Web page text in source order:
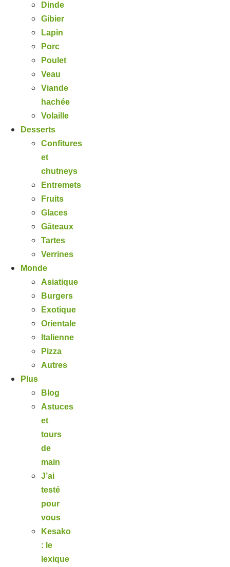
Dinde
Gibier
Lapin
Porc
Poulet
Veau
Viande
hachée
Volaille
Desserts
Confitures
et
chutneys
Entremets
Fruits
Glaces
Gâteaux
Tartes
Verrines
Monde
Asiatique
Burgers
Exotique
Orientale
Italienne
Pizza
Autres
Plus
Blog
Astuces
et
tours
de
main
J’ai
testé
pour
vous
Kesako
: le
lexique